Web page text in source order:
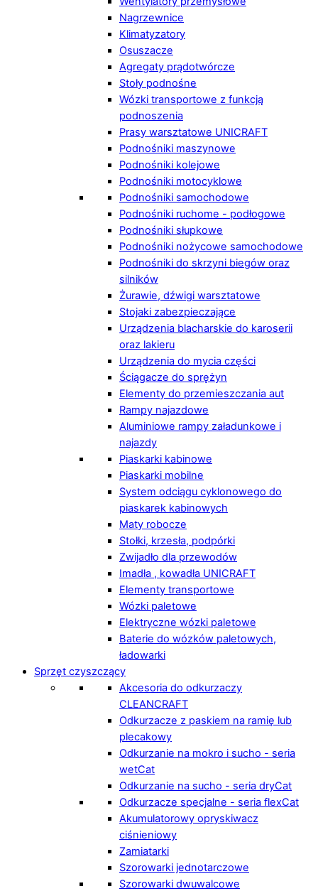
Nagrzewnice
Klimatyzatory
Osuszacze
Agregaty prądotwórcze
Stoły podnośne
Wózki transportowe z funkcją
podnoszenia
Prasy warsztatowe UNICRAFT
Podnośniki maszynowe
Podnośniki kolejowe
Podnośniki motocyklowe
Podnośniki samochodowe
Podnośniki ruchome - podłogowe
Podnośniki słupkowe
Podnośniki nożycowe samochodowe
Podnośniki do skrzyni biegów oraz
silników
Żurawie, dźwigi warsztatowe
Stojaki zabezpieczające
Urządzenia blacharskie do karoserii
oraz lakieru
Urządzenia do mycia części
Ściągacze do sprężyn
Elementy do przemieszczania aut
Rampy najazdowe
Aluminiowe rampy załadunkowe i
najazdy
Piaskarki kabinowe
Piaskarki mobilne
System odciągu cyklonowego do
piaskarek kabinowych
Maty robocze
Stołki, krzesła, podpórki
Zwijadło dla przewodów
Imadła , kowadła UNICRAFT
Elementy transportowe
Wózki paletowe
Elektryczne wózki paletowe
Baterie do wózków paletowych,
ładowarki
Sprzęt czyszczący
Akcesoria do odkurzaczy
CLEANCRAFT
Odkurzacze z paskiem na ramię lub
plecakowy
Odkurzanie na mokro i sucho - seria
wetCat
Odkurzanie na sucho - seria dryCat
Odkurzacze specjalne - seria flexCat
Akumulatorowy opryskiwacz
ciśnieniowy
Zamiatarki
Szorowarki jednotarczowe
Szorowarki dwuwalcowe